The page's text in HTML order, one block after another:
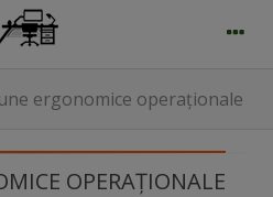
ergonomice operaționale
OPERAȚIONALE